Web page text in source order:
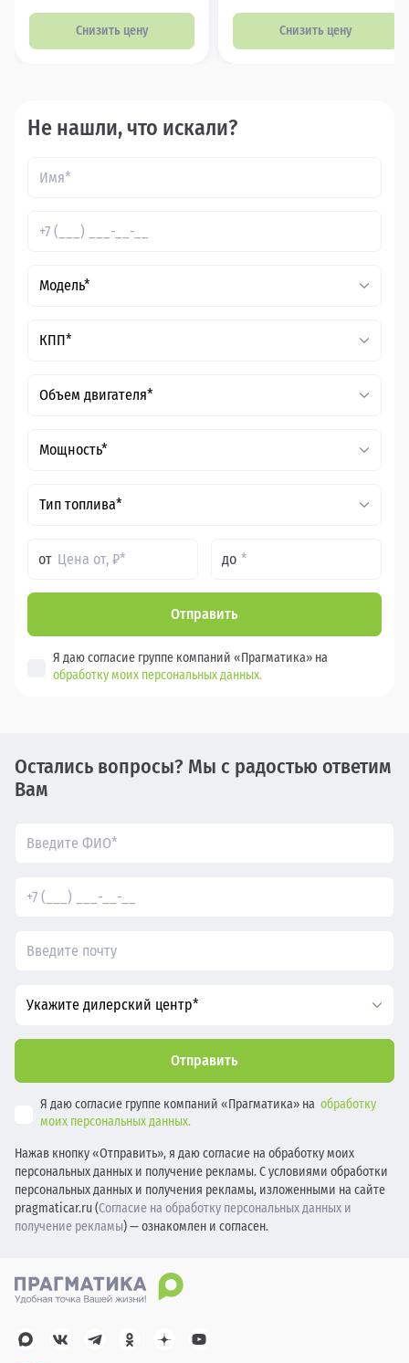
Снизить цену Снизить цену
Не нашли, что искали?
Модель*
КПП*
Объем двигателя*
Мощность*
Тип топлива*
от до
Отправить
Я даю согласие группе компаний «Прагматика» на
обработку моих персональных данных.
Остались вопросы? Мы с радостью ответим
Вам
Укажите дилерский центр*
Отправить
Я даю согласие группе компаний «Прагматика» на обработку
моих персональных данных.
Нажав кнопку «Отправить», я даю согласие на обработку моих
персональных данных и получение рекламы. С условиями обработки
персональных данных и получения рекламы, изложенными на сайте
pragmaticar.ru (Согласие на обработку персональных данных и
получение рекламы) — ознакомлен и согласен.